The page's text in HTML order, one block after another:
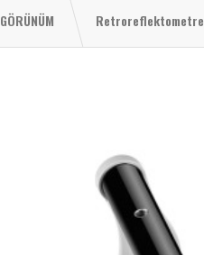
GÖRÜNÜM Retroreflektometre